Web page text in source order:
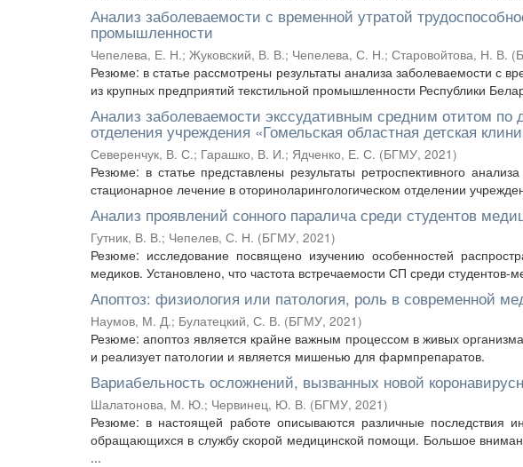
Анализ заболеваемости с временной утратой
промышленности
Чепелева, Е. Н.; Жуковский, В. В.; Чепелева, С. Н.; Старовойтова, Н. В. (
Резюме: в статье рассмотрены результаты анализа заболеваемости с
из крупных предприятий текстильной промышленности Республики
Анализ заболеваемости экссудативным средним отитом по
отделения учреждения «Гомельская областная детская
Северенчук, В. С.; Гарашко, В. И.; Ядченко, Е. С. (БГМУ, 2021)
Резюме: в статье представлены результаты ретроспективного
стационарное лечение в оториноларингологическом отделении
Анализ проявлений сонного паралича среди студентов
Гутник, В. В.; Чепелев, С. Н. (БГМУ, 2021)
Резюме: исследование посвящено изучению особенностей
медиков. Установлено, что частота встречаемости СП среди
Апоптоз: физиология или патология, роль в современной
Наумов, М. Д.; Булатецкий, С. В. (БГМУ, 2021)
Резюме: апоптоз является крайне важным процессом в живых
и реализует патологии и является мишенью для фармпрепаратов.
Вариабельность осложнений, вызванных новой
Шалатонова, М. Ю.; Червинец, Ю. В. (БГМУ, 2021)
Резюме: в настоящей работе описываются различные последствия
обращающихся в службу скорой медицинской помощи. Большое
...